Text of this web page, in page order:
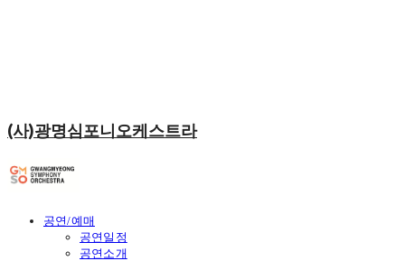
(사)광명심포니오케스트라
공연/예매
공연일정
공연소개